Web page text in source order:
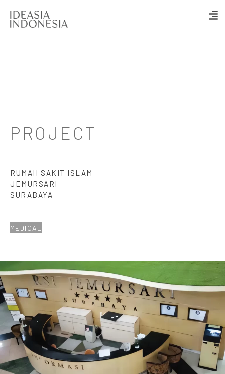
PROJECT
RUMAH SAKIT ISLAM
JEMURSARI
SURABAYA
MEDICAL